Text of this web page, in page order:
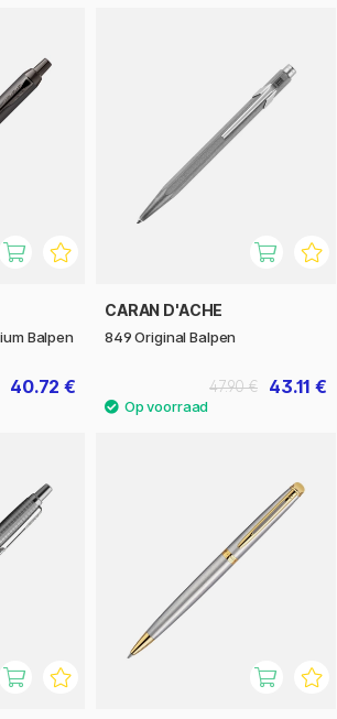
Balpen
40.72 €
CARAN D'ACHE
849 Original Balpen
43.11 €
47.90 €